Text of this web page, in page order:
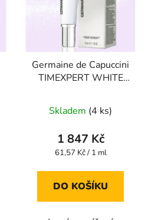
Germaine de Capuccini
TIMEXPERT WHITE
sérum na skvrny 30 ml
sérum pigmentace
Skladem (4 ks)
1 847 Kč
Měrná
61,57 Kč / 1 ml
DO KOŠÍKU